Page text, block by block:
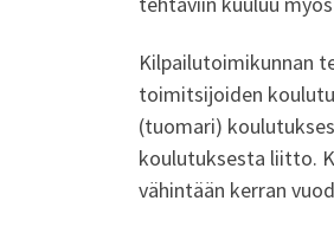
Kilpailutoimikunnan
toimitsijoiden
(tuomari)
koulutuksesta liitto.
vähintään kerran